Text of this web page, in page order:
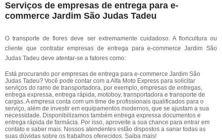
Serviços de empresas de entrega para e-
commerce Jardim São Judas Tadeu
O transporte de flores deve ser extremamente cuidadoso. A floricultura ou
cliente que contratar empresas de entrega para e-commerce Jardim São
Judas Tadeu deve atentar-se a fatores como:
Está procurando por empresas de entrega para e-commerce Jardim São
Judas Tadeu? Você pode contar com a Alfa Moto Express para solicitar
serviços do ramo de transportadora, por exemplo, empresas de entregas,
entrega expressa, entrega rápida, motoboy, transportadora e transporte de
cargas. A empresa conta com um time de profissionais qualificados para o
serviço, além de investir em equipamentos modernos, que se ajustam a sua
necessidade. Disponibilizamos também entrega expressa documentos e
entrega rápida de farmácia. Por isso, aproveite a sua chance para entrar em
contato e saber mais. Nossos atendentes estão dispostos a sanar todas as
suas dúvidas sobre os trabalhos oferecidos. Saiba mais!